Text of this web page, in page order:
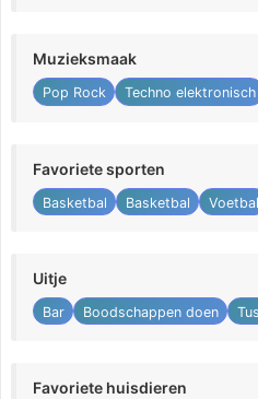
Muzieksmaak
Pop Rock Techno elektronisch
Favoriete sporten
Basketbal Basketbal Voetbal
Uitje
Bar Boodschappen doen
Favoriete huisdieren